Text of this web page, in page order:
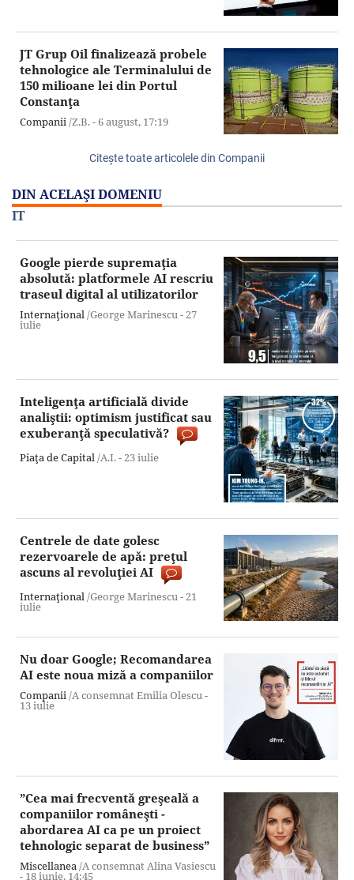
JT Grup Oil finalizează probele
tehnologice ale Terminalului de
150 milioane lei din Portul
Constanţa
Companii/Z.B. -6 august, 17:19
Citeşte toate articolele din Companii
DIN ACELAŞI DOMENIU
IT
Google pierde supremaţia
absolută: platformele AI rescriu
traseul digital al utilizatorilor
Internaţional/George Marinescu -27
iulie
Inteligenţa artificială divide
analiştii: optimism justificat sau
exuberanţă speculativă?
Piaţa de Capital/A.I. -23 iulie
Centrele de date golesc
rezervoarele de apă: preţul
ascuns al revoluţiei AI
Internaţional/George Marinescu -21
iulie
Nu doar Google; Recomandarea
AI este noua miză a companiilor
Companii /A consemnat Emilia Olescu -
13 iulie
”Cea mai frecventă greşeală a
companiilor româneşti -
abordarea AI ca pe un proiect
tehnologic separat de business”
Miscellanea/A consemnat Alina Vasiescu
- 18 iunie, 14:45